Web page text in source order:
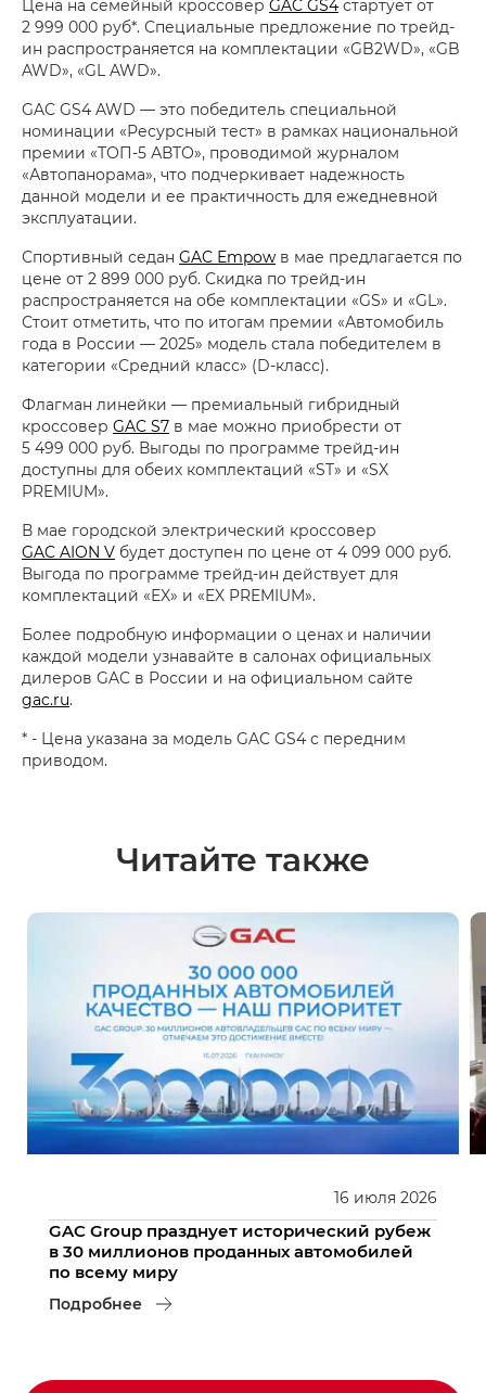
Цена на семейный кроссовер GAC GS4 стартует от
2 999 000 руб*. Специальные предложение по трейд-
ин распространяется на комплектации «GB2WD», «GB
AWD», «GL AWD».
GAC GS4 AWD — это победитель специальной
номинации «Ресурсный тест» в рамках национальной
премии «ТОП-5 АВТО», проводимой журналом
«Автопанорама», что подчеркивает надежность
данной модели и ее практичность для ежедневной
эксплуатации.
Спортивный седан GAC Empow в мае предлагается по
цене от 2 899 000 руб. Скидка по трейд-ин
распространяется на обе комплектации «GS» и «GL».
Стоит отметить, что по итогам премии «Автомобиль
года в России — 2025» модель стала победителем в
категории «Средний класс» (D-класс).
Флагман линейки — премиальный гибридный
кроссовер GAC S7 в мае можно приобрести от
5 499 000 руб. Выгоды по программе трейд-ин
доступны для обеих комплектаций «ST» и «SX
PREMIUM».
В мае городской электрический кроссовер
GAC AION V будет доступен по цене от 4 099 000 руб.
Выгода по программе трейд-ин действует для
комплектаций «EX» и «EX PREMIUM».
Более подробную информации о ценах и наличии
каждой модели узнавайте в салонах официальных
дилеров GAC в России и на официальном сайте
gac.ru.
* - Цена указана за модель GAC GS4 с передним
приводом.
Читайте также
16 июля 2026
GAC Group празднует исторический рубеж
в 30 миллионов проданных автомобилей
по всему миру
Подробнее